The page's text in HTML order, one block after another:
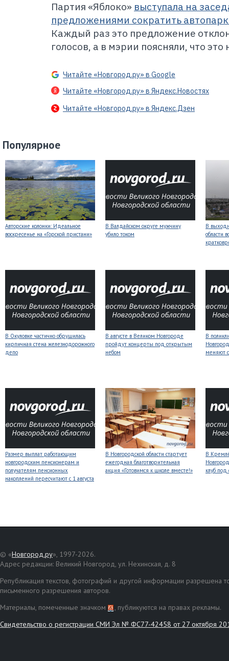
Партия «Яблоко» выступала на
предложениями сократить
Каждый раз это предложение
голосов, а в мэрии поясняли, что
Читайте «Новгород.ру» в Google
Читайте «Новгород.ру» в Яндекс.Новостях
Читайте «Новгород.ру» в Яндекс.Дзен
Популярное
Авторские колонки: Идеальное
воскресенье на «Горской пристани»
В Валдайском округе мужчину
убило током
В
области
В Окуловке частично обрушилась
кирпичная стена железнодорожного
депо
В августе в Великом Новгороде
пройдут концерты под открытым
небом
В
меняют
Размер выплат работающим
новгородским пенсионерам и
получателям пенсионных
накоплений пересчитают с 1 августа
В Новгородской области стартует
ежегодная благотворительная
акция «Готовимся к школе вместе!»
В
клуб
© «Новгород.ру», 1997-2026.
Адрес редакции: Великий Новгород, ул. Нехинская, д. 8
Републикация текстов, фотографий и другой информации разрешена
письменного разрешения авторов.
Материалы, помеченные значком
, публикуются на правах рекламы.
Свидетельство о регистрации СМИ Эл № ФС77-42458 от 27 октября